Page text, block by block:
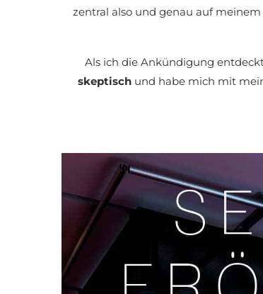
zentral also und genau auf
Als ich die Ankündigung
skeptischund habe mich mit